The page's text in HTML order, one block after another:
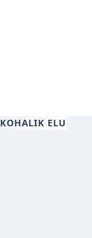
KOHALIK ELU